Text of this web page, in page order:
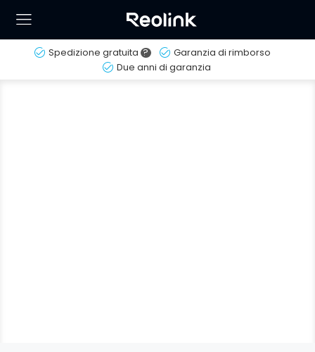
Spedizione gratuita ?
Garanzia di rimborso
Due anni di garanzia